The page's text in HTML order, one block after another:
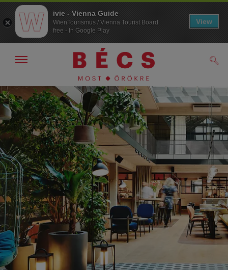
A
navigációhoz
A
tartalomhoz
Navigáció
elrejtése
ivie - Vienna Guide
WienTourismus / Vienna Tourist Board
free - In Google Play
View